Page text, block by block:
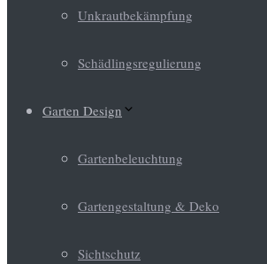
Unkrautbekämpfung
Schädlingsregulierung
Garten Design
Gartenbeleuchtung
Gartengestaltung & Deko
Sichtschutz